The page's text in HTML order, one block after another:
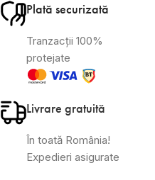
Plată securizată
Tranzacții 100%
protejate
Livrare gratuită
În toată România!
Expedieri asigurate